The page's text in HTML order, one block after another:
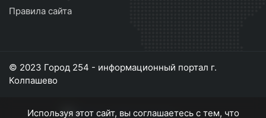
Правила сайта
© 2023 Город 254 - информационный портал г.
Колпашево
Используя этот сайт, вы соглашаетесь с тем, что